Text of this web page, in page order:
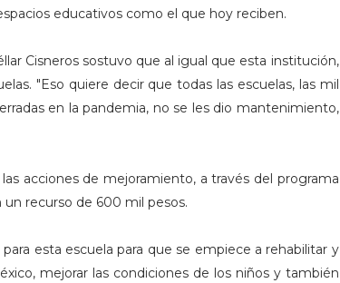
educativos como el que hoy reciben.
Cisneros sostuvo que al igual que esta institución,
"Eso quiere decir que todas las escuelas, las mil
en la pandemia, no se les dio mantenimiento,
acciones de mejoramiento, a través del programa
recurso de 600 mil pesos.
esta escuela para que se empiece a rehabilitar y
mejorar las condiciones de los niños y también